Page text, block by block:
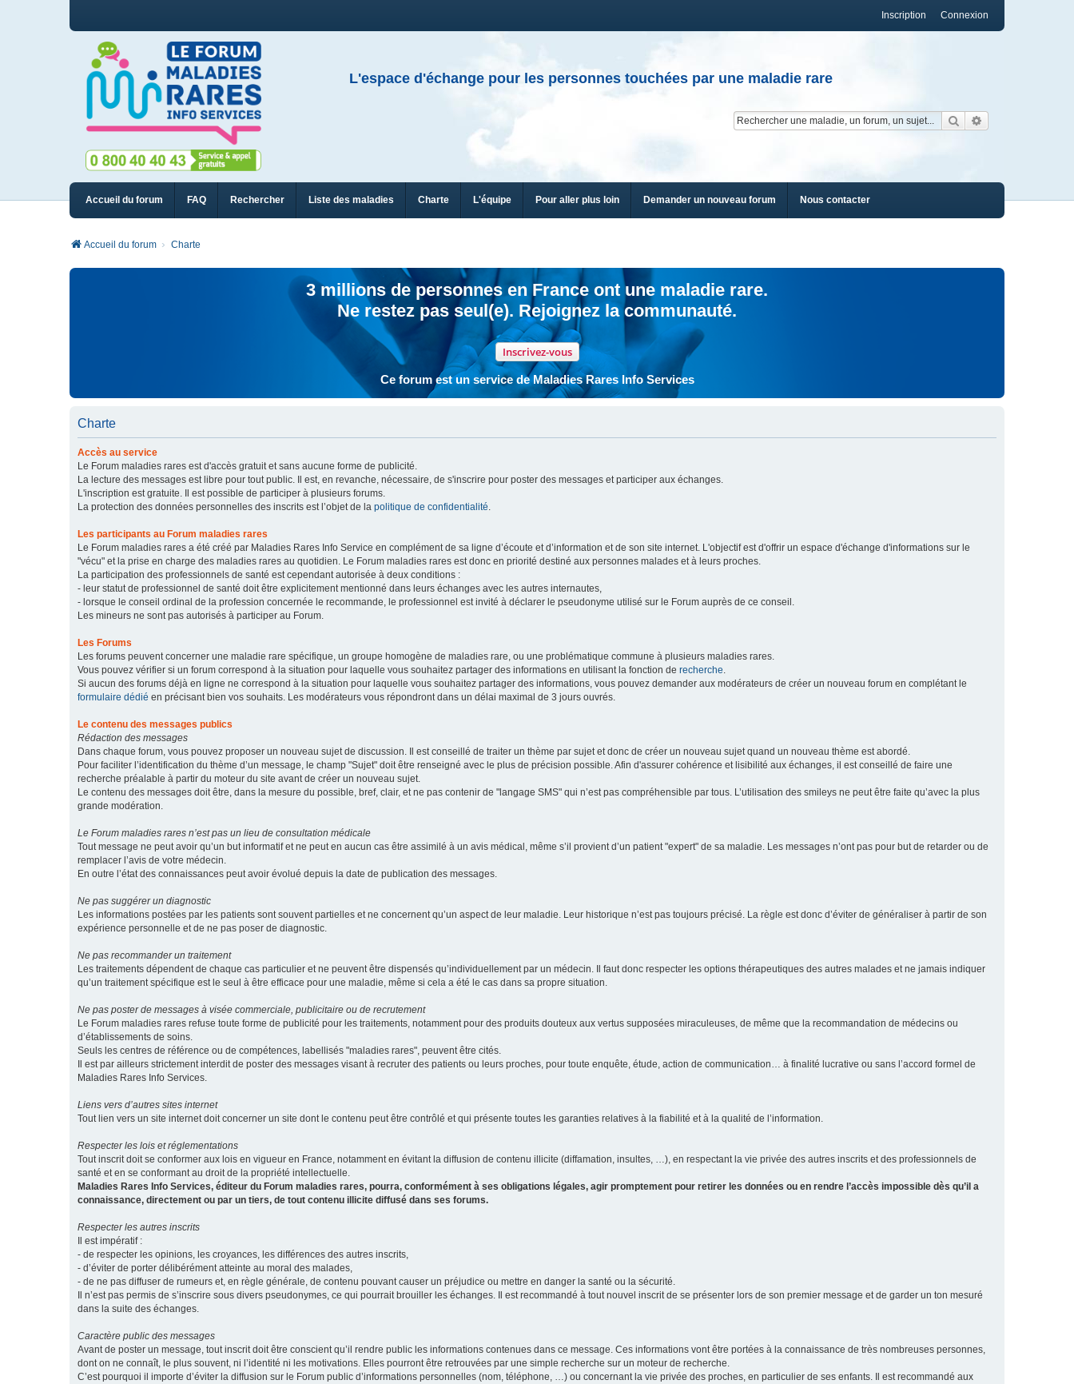
Connexion
Inscription
L'espace d'échange pour les personnes touchées par une maladie rare
Rechercher
Accueil du forum FAQ Rechercher Liste des maladies Charte L'équipe Pour aller plus loin Demander un nouveau forum Nous contacter
Accueil du forum Charte
3 millions de personnes en France ont une maladie rare.
Ne restez pas seul(e). Rejoignez la communauté.
Inscrivez-vous
Ce forum est un service de Maladies Rares Info Services
Charte
Accès au service
Le Forum maladies rares est d'accès gratuit et sans aucune forme de publicité.
La lecture des messages est libre pour tout public. Il est, en revanche, nécessaire, de s'inscrire pour poster des messages et participer aux échanges.
L'inscription est gratuite. Il est possible de participer à plusieurs forums.
La protection des données personnelles des inscrits est l’objet de la politique de confidentialité.
Les participants au Forum maladies rares
Le Forum maladies rares a été créé par Maladies Rares Info Service en complément de sa ligne d’écoute et d’information et de son site internet. L'objectif est d'offrir un espace d'échange d'informations sur le
"vécu" et la prise en charge des maladies rares au quotidien. Le Forum maladies rares est donc en priorité destiné aux personnes malades et à leurs proches.
La participation des professionnels de santé est cependant autorisée à deux conditions :
- leur statut de professionnel de santé doit être explicitement mentionné dans leurs échanges avec les autres internautes,
- lorsque le conseil ordinal de la profession concernée le recommande, le professionnel est invité à déclarer le pseudonyme utilisé sur le Forum auprès de ce conseil.
Les mineurs ne sont pas autorisés à participer au Forum.
Les Forums
Les forums peuvent concerner une maladie rare spécifique, un groupe homogène de maladies rare, ou une problématique commune à plusieurs maladies rares.
Vous pouvez vérifier si un forum correspond à la situation pour laquelle vous souhaitez partager des informations en utilisant la fonction de recherche.
Si aucun des forums déjà en ligne ne correspond à la situation pour laquelle vous souhaitez partager des informations, vous pouvez demander aux modérateurs de créer un nouveau forum en complétant le
formulaire dédié en précisant bien vos souhaits. Les modérateurs vous répondront dans un délai maximal de 3 jours ouvrés.
Le contenu des messages publics
Rédaction des messages
Dans chaque forum, vous pouvez proposer un nouveau sujet de discussion. Il est conseillé de traiter un thème par sujet et donc de créer un nouveau sujet quand un nouveau thème est abordé.
Pour faciliter l’identification du thème d’un message, le champ "Sujet" doit être renseigné avec le plus de précision possible. Afin d'assurer cohérence et lisibilité aux échanges, il est conseillé de faire une
recherche préalable à partir du moteur du site avant de créer un nouveau sujet.
Le contenu des messages doit être, dans la mesure du possible, bref, clair, et ne pas contenir de "langage SMS" qui n’est pas compréhensible par tous. L’utilisation des smileys ne peut être faite qu’avec la plus
grande modération.
Le Forum maladies rares n’est pas un lieu de consultation médicale
Tout message ne peut avoir qu’un but informatif et ne peut en aucun cas être assimilé à un avis médical, même s’il provient d’un patient "expert" de sa maladie. Les messages n’ont pas pour but de retarder ou de
remplacer l’avis de votre médecin.
En outre l’état des connaissances peut avoir évolué depuis la date de publication des messages.
Ne pas suggérer un diagnostic
Les informations postées par les patients sont souvent partielles et ne concernent qu’un aspect de leur maladie. Leur historique n’est pas toujours précisé. La règle est donc d’éviter de généraliser à partir de son
expérience personnelle et de ne pas poser de diagnostic.
Ne pas recommander un traitement
Les traitements dépendent de chaque cas particulier et ne peuvent être dispensés qu’individuellement par un médecin. Il faut donc respecter les options thérapeutiques des autres malades et ne jamais indiquer
qu’un traitement spécifique est le seul à être efficace pour une maladie, même si cela a été le cas dans sa propre situation.
Ne pas poster de messages à visée commerciale, publicitaire ou de recrutement
Le Forum maladies rares refuse toute forme de publicité pour les traitements, notamment pour des produits douteux aux vertus supposées miraculeuses, de même que la recommandation de médecins ou
d’établissements de soins.
Seuls les centres de référence ou de compétences, labellisés "maladies rares", peuvent être cités.
Il est par ailleurs strictement interdit de poster des messages visant à recruter des patients ou leurs proches, pour toute enquête, étude, action de communication… à finalité lucrative ou sans l’accord formel de
Maladies Rares Info Services.
Liens vers d’autres sites internet
Tout lien vers un site internet doit concerner un site dont le contenu peut être contrôlé et qui présente toutes les garanties relatives à la fiabilité et à la qualité de l’information.
Respecter les lois et réglementations
Tout inscrit doit se conformer aux lois en vigueur en France, notamment en évitant la diffusion de contenu illicite (diffamation, insultes, …), en respectant la vie privée des autres inscrits et des professionnels de
santé et en se conformant au droit de la propriété intellectuelle.
Maladies Rares Info Services, éditeur du Forum maladies rares, pourra, conformément à ses obligations légales, agir promptement pour retirer les données ou en rendre l’accès impossible dès qu’il a
connaissance, directement ou par un tiers, de tout contenu illicite diffusé dans ses forums.
Respecter les autres inscrits
Il est impératif :
- de respecter les opinions, les croyances, les différences des autres inscrits,
- d’éviter de porter délibérément atteinte au moral des malades,
- de ne pas diffuser de rumeurs et, en règle générale, de contenu pouvant causer un préjudice ou mettre en danger la santé ou la sécurité.
Il n’est pas permis de s’inscrire sous divers pseudonymes, ce qui pourrait brouiller les échanges. Il est recommandé à tout nouvel inscrit de se présenter lors de son premier message et de garder un ton mesuré
dans la suite des échanges.
Caractère public des messages
Avant de poster un message, tout inscrit doit être conscient qu’il rendre public les informations contenues dans ce message. Ces informations vont être portées à la connaissance de très nombreuses personnes,
dont on ne connaît, le plus souvent, ni l’identité ni les motivations. Elles pourront être retrouvées par une simple recherche sur un moteur de recherche.
C’est pourquoi il importe d’éviter la diffusion sur le Forum public d’informations personnelles (nom, téléphone, …) ou concernant la vie privée des proches, en particulier de ses enfants. Il est recommandé aux